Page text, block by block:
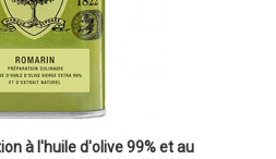
à l'huile d'olive 99% et au